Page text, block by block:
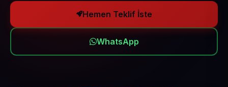
Hemen Teklif İste
WhatsApp